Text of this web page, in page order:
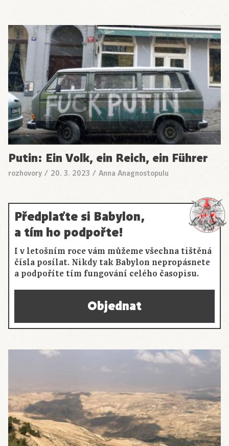
Putin: Ein Volk, ein Reich, ein Führer
rozhovory / 20. 3. 2023 / Anna Anagnostopulu
Předplaťte si Babylon,
a tím ho podpořte!
I v letošním roce vám můžeme všechna tištěná
čísla posílat. Nikdy tak Babylon nepropásnete
a podpoříte tím fungování celého časopisu.
Objednat